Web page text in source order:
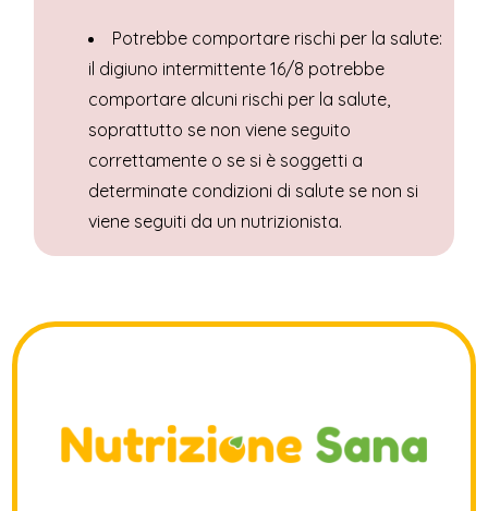
Potrebbe comportare rischi per la salute:
il digiuno intermittente 16/8 potrebbe
comportare alcuni rischi per la salute,
soprattutto se non viene seguito
correttamente o se si è soggetti a
determinate condizioni di salute se non si
viene seguiti da un nutrizionista.